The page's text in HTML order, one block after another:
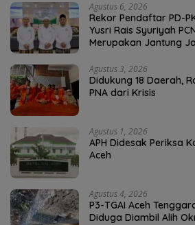
Agustus 6, 2026
Rekor Pendaftar PD-
Yusri Rais Syuriyah
Merupakan Jantung
Agustus 3, 2026
Didukung 18 Daerah,
PNA dari Krisis
Agustus 1, 2026
APH Didesak Periksa
Aceh
Agustus 4, 2026
P3-TGAI Aceh
Diduga Diambil Alih